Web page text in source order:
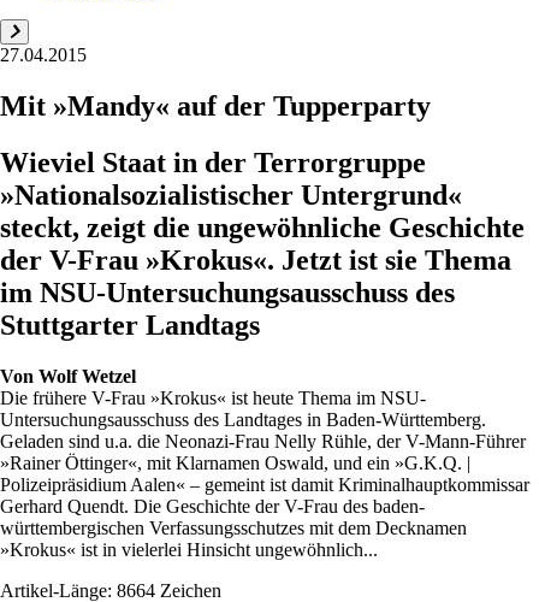
27.04.2015
Mit »Mandy« auf der Tupperparty
Wieviel Staat in der Terrorgruppe
»Nationalsozialistischer Untergrund«
steckt, zeigt die ungewöhnliche Geschichte
der V-Frau »Krokus«. Jetzt ist sie Thema
im NSU-Untersuchungsausschuss des
Stuttgarter Landtags
Von Wolf Wetzel
Die frühere V-Frau »Krokus« ist heute Thema im NSU-
Untersuchungsausschuss des Landtages in Baden-Württemberg.
Geladen sind u.a. die Neonazi-Frau Nelly Rühle, der V-Mann-Führer
»Rainer Öttinger«, mit Klarnamen Oswald, und ein »G.K.Q. |
Polizeipräsidium Aalen« – gemeint ist damit Kriminalhauptkommissar
Gerhard Quendt. Die Geschichte der V-Frau des baden-
württembergischen Verfassungsschutzes mit dem Decknamen
»Krokus« ist in vielerlei Hinsicht ungewöhnlich...
Artikel-Länge: 8664 Zeichen